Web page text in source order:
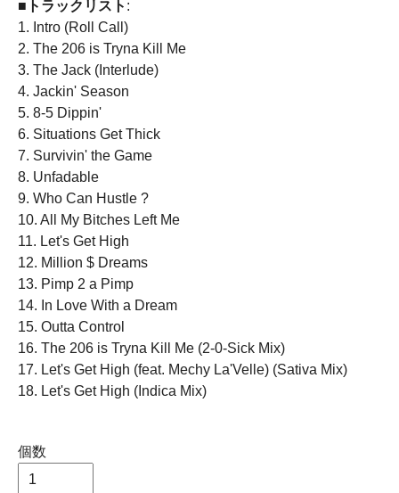
■トラックリスト :
1. Intro (Roll Call)
2. The 206 is Tryna Kill Me
3. The Jack (Interlude)
4. Jackin' Season
5. 8-5 Dippin'
6. Situations Get Thick
7. Survivin' the Game
8. Unfadable
9. Who Can Hustle ?
10. All My Bitches Left Me
11. Let's Get High
12. Million $ Dreams
13. Pimp 2 a Pimp
14. In Love With a Dream
15. Outta Control
16. The 206 is Tryna Kill Me (2-0-Sick Mix)
17. Let's Get High (feat. Mechy La'Velle) (Sativa Mix)
18. Let's Get High (Indica Mix)
個数